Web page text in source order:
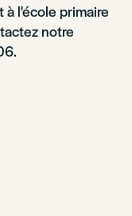
à l'école primaire
notre